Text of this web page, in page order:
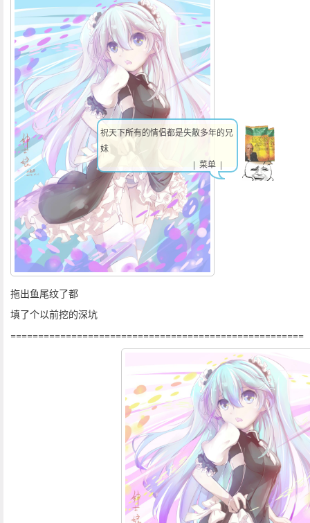
拖出鱼尾纹了都
填了个以前挖的深坑
=====================================================
祝天下所有的情侣都是失散多年的兄
妹
| 菜单 |